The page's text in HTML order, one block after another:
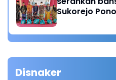
Sukorejo
Disnaker